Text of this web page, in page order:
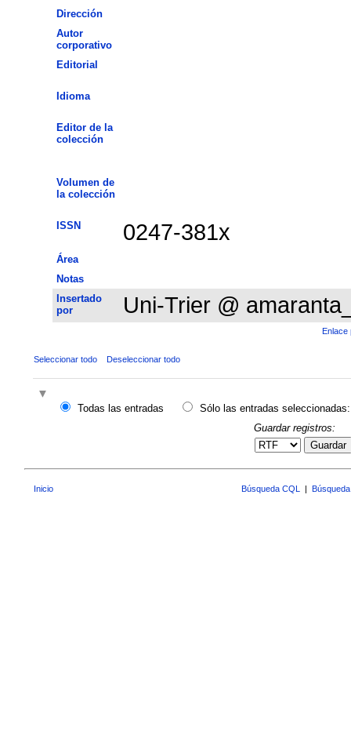
Dirección
Autor
corporativo
Editorial
Idioma
Editor de la
colección
Volumen de
la colección
ISSN 0247-381x
Área
Notas
Insertado
por
Uni-Trier @
Enlace
Seleccionar todo Deseleccionar todo
Todas las entradas
Sólo las entradas seleccionadas:
Guardar registros:
Guardar
Inicio Búsqueda CQL